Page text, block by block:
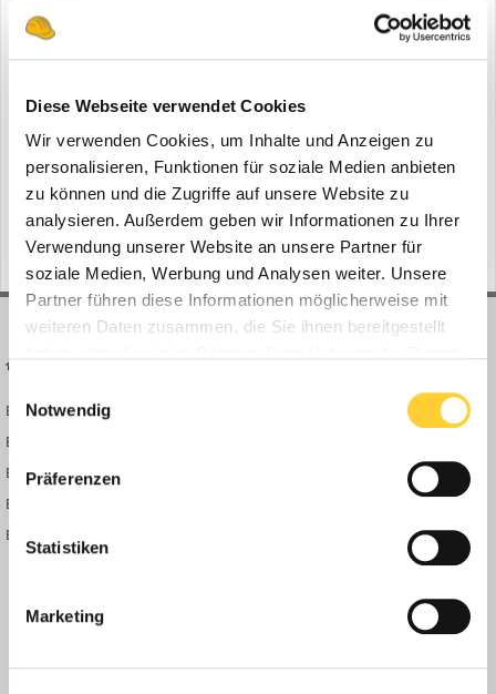
Diese Webseite verwendet Cookies
Wir verwenden Cookies, um Inhalte und Anzeigen zu
personalisieren, Funktionen für soziale Medien anbieten
zu können und die Zugriffe auf unsere Website zu
analysieren. Außerdem geben wir Informationen zu Ihrer
Verwendung unserer Website an unsere Partner für
soziale Medien, Werbung und Analysen weiter. Unsere
Partner führen diese Informationen möglicherweise mit
weiteren Daten zusammen, die Sie ihnen bereitgestellt
Notwendig
Präferenzen
Statistiken
Marketing
ein Thema erstellte Bauforum24 inNews aus der
Boppard, 11.02.2021 - Heiler setzt auf eine Sondermaschine von
Bomag zum optimalen Andrücken der 200 cm breiten Grassoden.
Bei der Verlegung von Rollrasen im Sportpark Illoshöhe kam die
Maschine das erste Mal erfolgreich zum Einsatz. Die städtischen
Sportflächen werden als Trainingsplätze vom Lizenz...
12. Februar 2021 bauforum24 news (und 12 weitere)
Bauforum24 News
Bauforum24 TV
BF24 Mediathek
BF24 Fotostrecken
Bauforum Shop